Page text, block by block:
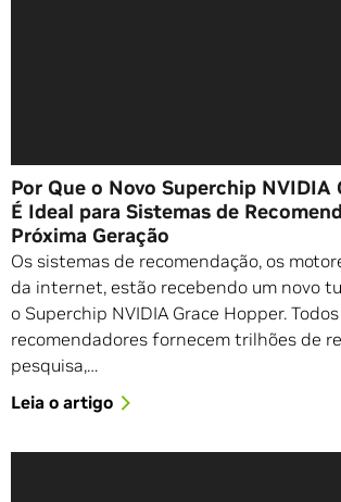
Por Que o Novo Superchip NVIDIA
É Ideal para Sistemas de
Próxima Geração
Os sistemas de recomendação, os
da internet, estão recebendo um novo
o Superchip NVIDIA Grace Hopper.
recomendadores fornecem trilhões de
pesquisa,…
Leia o artigo